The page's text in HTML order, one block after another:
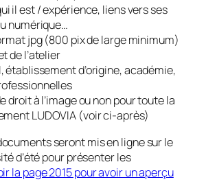
il est / expérience, liens vers ses
numérique…
jpg (800 pix de large minimum)
de l’atelier
établissement d’origine, académie,
droit à l’image ou non pour toute la
LUDOVIA (voir ci-après)
seront mis en ligne sur le
d’été pour présenter les
la page 2015 pour avoir un aperçu